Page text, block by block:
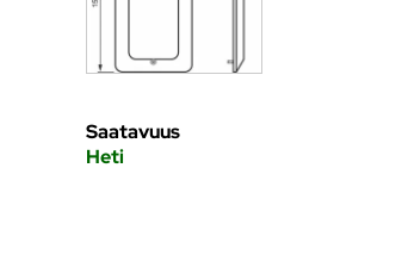
Saatavuus
Heti